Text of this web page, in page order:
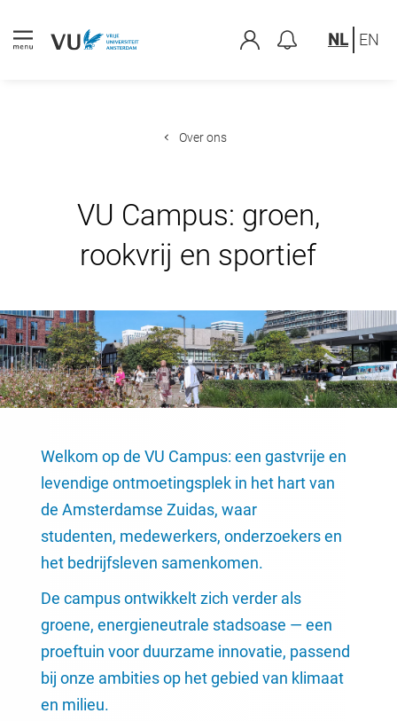
NL EN
Over ons
VU Campus: groen,
rookvrij en sportief
Welkom op de VU Campus: een gastvrije en
levendige ontmoetingsplek in het hart van
de Amsterdamse Zuidas, waar
studenten, medewerkers, onderzoekers en
het bedrijfsleven samenkomen.
De campus ontwikkelt zich verder als
groene, energieneutrale stadsoase — een
proeftuin voor duurzame innovatie, passend
bij onze ambities op het gebied van klimaat
en milieu.